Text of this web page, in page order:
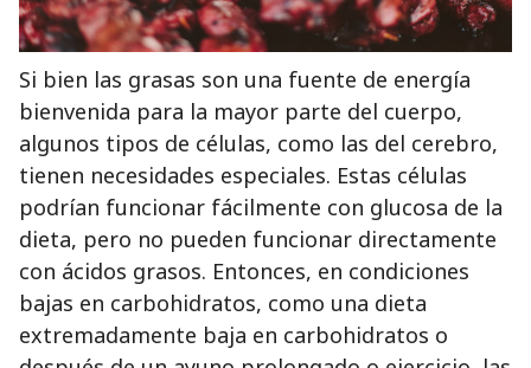
Si bien las grasas son una fuente de energía
bienvenida para la mayor parte del cuerpo,
algunos tipos de células, como las del cerebro,
tienen necesidades especiales. Estas células
podrían funcionar fácilmente con glucosa de la
dieta, pero no pueden funcionar directamente
con ácidos grasos. Entonces, en condiciones
bajas en carbohidratos, como una dieta
extremadamente baja en carbohidratos o